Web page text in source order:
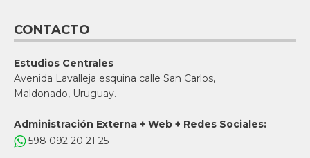
CONTACTO
Estudios Centrales
Avenida Lavalleja esquina calle San Carlos,
Maldonado, Uruguay.
Administración Externa + Web + Redes Sociales:
598 092 20 21 25